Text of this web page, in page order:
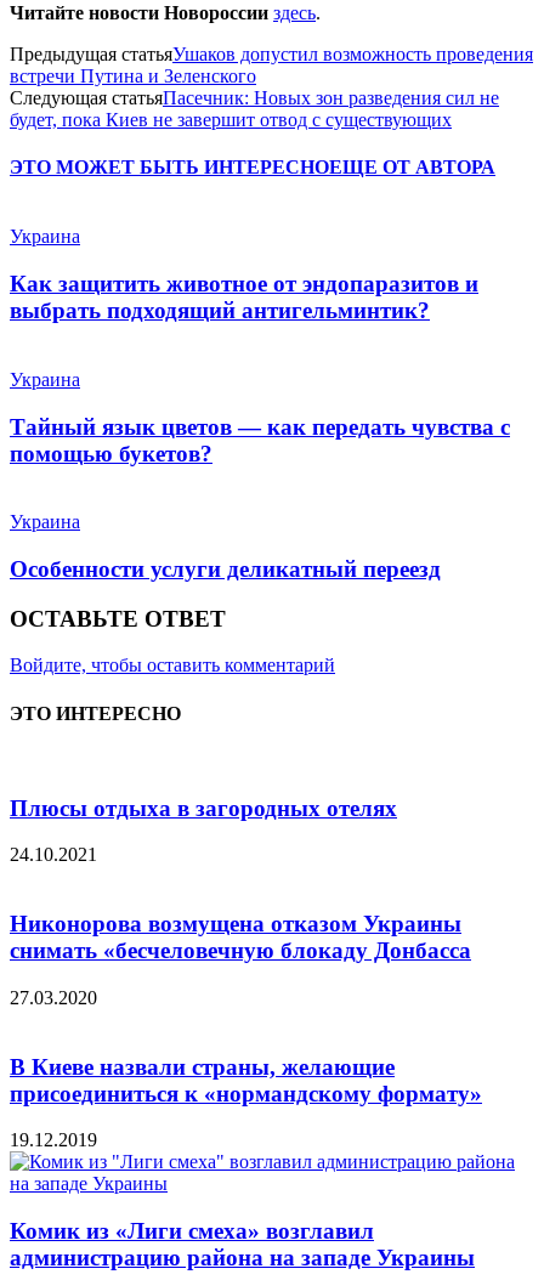
Читайте новости Новороссии здесь.
Предыдущая статьяУшаков допустил возможность проведения
встречи Путина и Зеленского
Следующая статьяПасечник: Новых зон разведения сил не
будет, пока Киев не завершит отвод с существующих
ЭТО МОЖЕТ БЫТЬ ИНТЕРЕСНОЕЩЕ ОТ АВТОРА
Украина
Как защитить животное от эндопаразитов и
выбрать подходящий антигельминтик?
Украина
Тайный язык цветов — как передать чувства с
помощью букетов?
Украина
Особенности услуги деликатный переезд
ОСТАВЬТЕ ОТВЕТ
Войдите, чтобы оставить комментарий
ЭТО ИНТЕРЕСНО
Плюсы отдыха в загородных отелях
24.10.2021
Никонорова возмущена отказом Украины
снимать «бесчеловечную блокаду Донбасса
27.03.2020
В Киеве назвали страны, желающие
присоединиться к «нормандскому формату»
19.12.2019
Комик из «Лиги смеха» возглавил
администрацию района на западе Украины